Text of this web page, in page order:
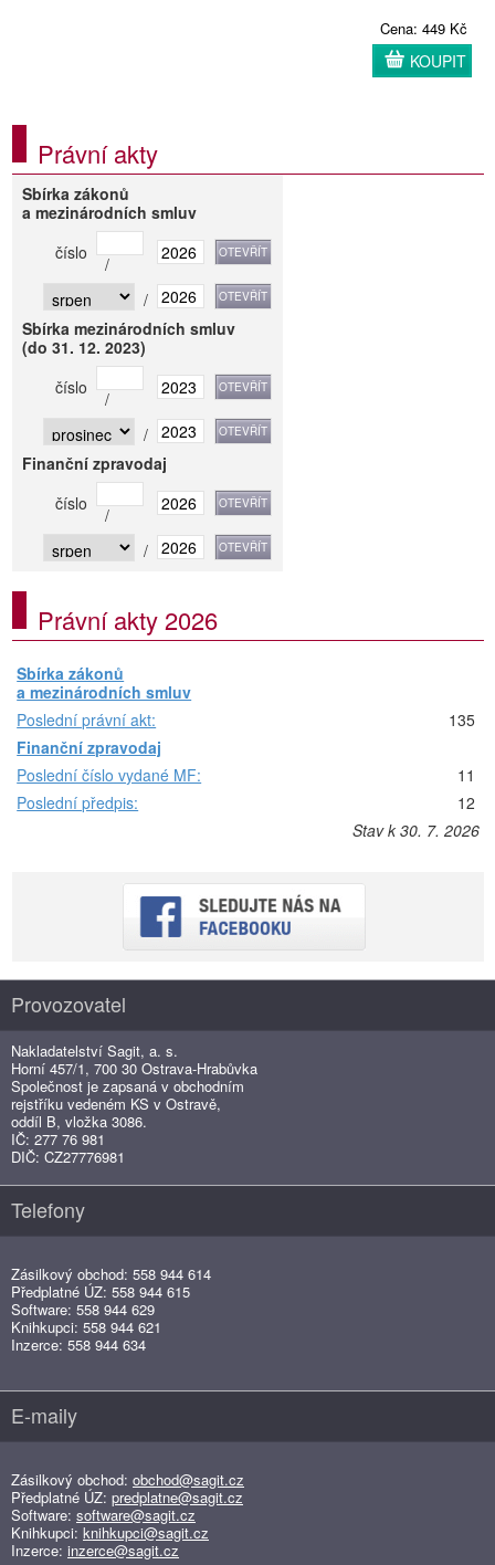
Cena: 449 Kč
KOUPIT
Právní akty
Sbírka zákonů
a mezinárodních smluv
číslo
/
/
Sbírka mezinárodních smluv
(do 31. 12. 2023)
číslo
/
/
Finanční zpravodaj
číslo
/
/
Právní akty 2026
Sbírka zákonů
a mezinárodních smluv
Poslední právní akt:
135
Finanční zpravodaj
Poslední číslo vydané MF:
11
Poslední předpis:
12
Stav k 30. 7. 2026
Provozovatel
Nakladatelství Sagit, a. s.
Horní 457/1, 700 30 Ostrava-Hrabůvka
Společnost je zapsaná v obchodním
rejstříku vedeném KS v Ostravě,
oddíl B, vložka 3086.
IČ: 277 76 981
DIČ: CZ27776981
Telefony
Zásilkový obchod: 558 944 614
Předplatné ÚZ: 558 944 615
Software: 558 944 629
Knihkupci: 558 944 621
Inzerce: 558 944 634
E-maily
Zásilkový obchod: obchod@sagit.cz
Předplatné ÚZ: predplatne@sagit.cz
Software: software@sagit.cz
Knihkupci: knihkupci@sagit.cz
Inzerce: inzerce@sagit.cz